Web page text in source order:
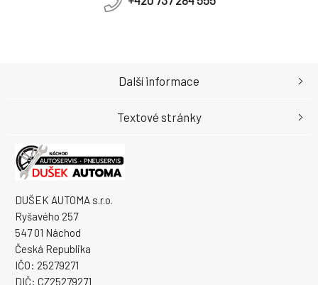
DUŠEK AUTOMA s.r.o.
Ryšavého 257
547 01 Náchod
Česká Republika
IČO: 25279271
DIČ: CZ25279271
Další informace
Textové stránky